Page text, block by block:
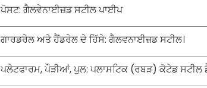
ਪੋਸਟ: ਗੈਲਵੇਨਾਈਜ਼ਡ ਸਟੀਲ ਪਾਈਪ
ਗਾਰਡਰੇਲ ਅਤੇ ਹੈਂਡਰੇਲ ਦੇ ਹਿੱਸੇ: ਗੈਲਵਨਾਈਜ਼ਡ ਸਟੀਲ।
ਪਲੇਟਫਾਰਮ, ਪੌੜੀਆਂ, ਪੁਲ: ਪਲਾਸਟਿਕ (ਰਬੜ) ਕੋਟੇਡ ਸਟੀਲ